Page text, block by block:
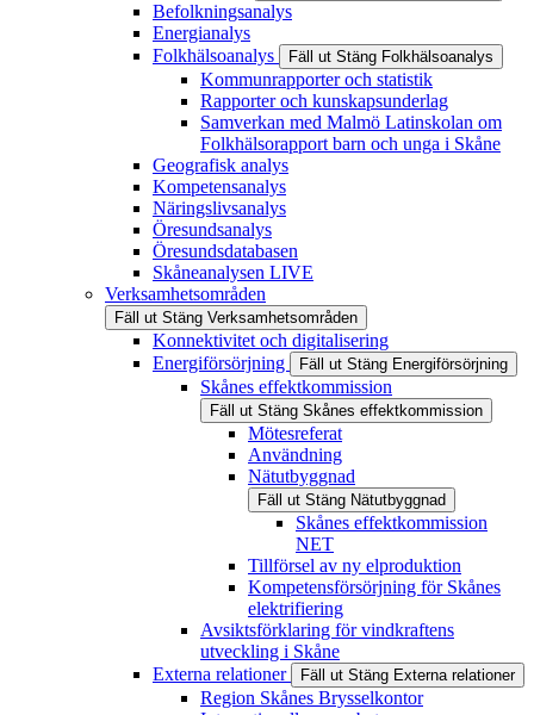
Befolkningsanalys
Energianalys
Folkhälsoanalys
Fäll ut Stäng Folkhälsoanalys
Kommunrapporter och statistik
Rapporter och kunskapsunderlag
Samverkan med Malmö Latinskolan om
Folkhälsorapport barn och unga i Skåne
Geografisk analys
Kompetensanalys
Näringslivsanalys
Öresundsanalys
Öresundsdatabasen
Skåneanalysen LIVE
Verksamhetsområden
Fäll ut Stäng Verksamhetsområden
Konnektivitet och digitalisering
Energiförsörjning
Fäll ut Stäng Energiförsörjning
Skånes effektkommission
Fäll ut Stäng Skånes effektkommission
Mötesreferat
Användning
Nätutbyggnad
Fäll ut Stäng Nätutbyggnad
Skånes effektkommission
NET
Tillförsel av ny elproduktion
Kompetensförsörjning för Skånes
elektrifiering
Avsiktsförklaring för vindkraftens
utveckling i Skåne
Externa relationer
Fäll ut Stäng Externa relationer
Region Skånes Brysselkontor